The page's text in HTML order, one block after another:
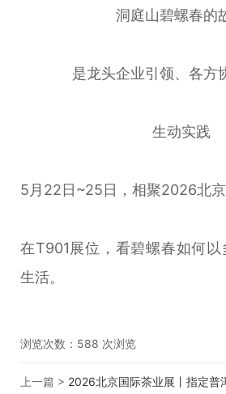
洞庭山碧螺春的
是龙头企业引领、各方
生动实践
5月22日~25日，相聚2026北京
在T901展位，看碧螺春如何
生活。
浏览次数： 588 次浏览
上一篇 > 2026北京国际茶业展丨指定普